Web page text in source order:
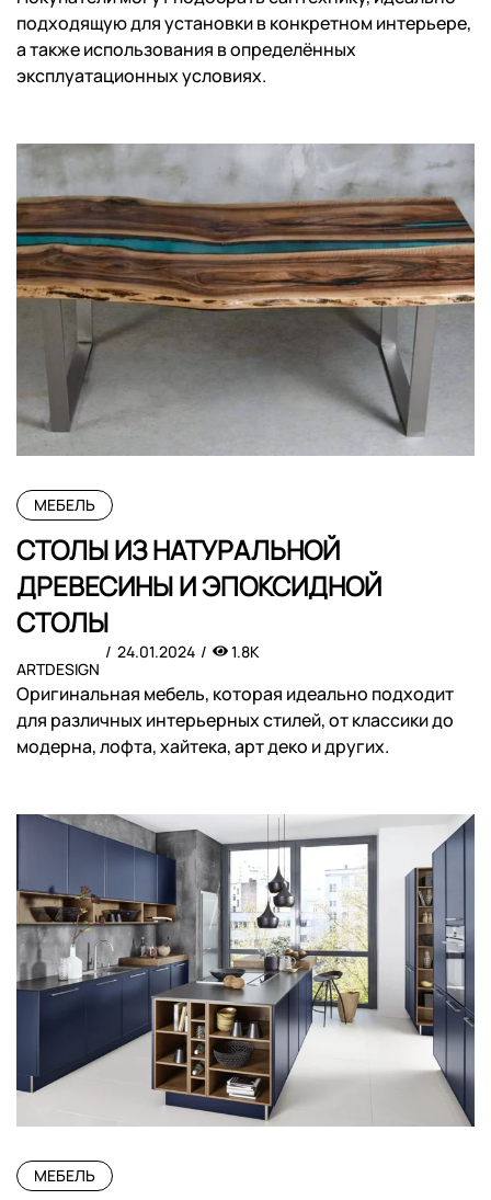
подходящую для установки в конкретном интерьере,
а также использования в определённых
эксплуатационных условиях.
МЕБЕЛЬ
СТОЛЫ ИЗ НАТУРАЛЬНОЙ
ДРЕВЕСИНЫ И ЭПОКСИДНОЙ
СТОЛЫ
ARTDESIGN
24.01.2024 1.8K
Оригинальная мебель, которая идеально подходит
для различных интерьерных стилей, от классики до
модерна, лофта, хайтека, арт деко и других.
МЕБЕЛЬ